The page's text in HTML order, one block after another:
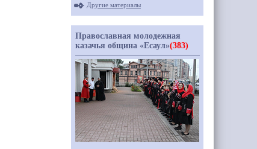
Другие материалы
Православная молодежная
казачья община «Есаул»(383)